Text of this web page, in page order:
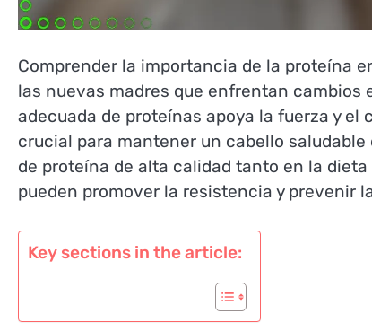
Comprender la importancia de la proteína
las nuevas madres que enfrentan cambios
adecuada de proteínas apoya la fuerza y
crucial para mantener un cabello
de proteína de alta calidad tanto en la
pueden promover la resistencia y prevenir
Key sections in the article: